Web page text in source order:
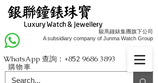
駿馬鐘錶集團旗下公司
A subsidiary company of Junma Watch Group
購物車
WhatsApp 查詢：+852 9686 3893